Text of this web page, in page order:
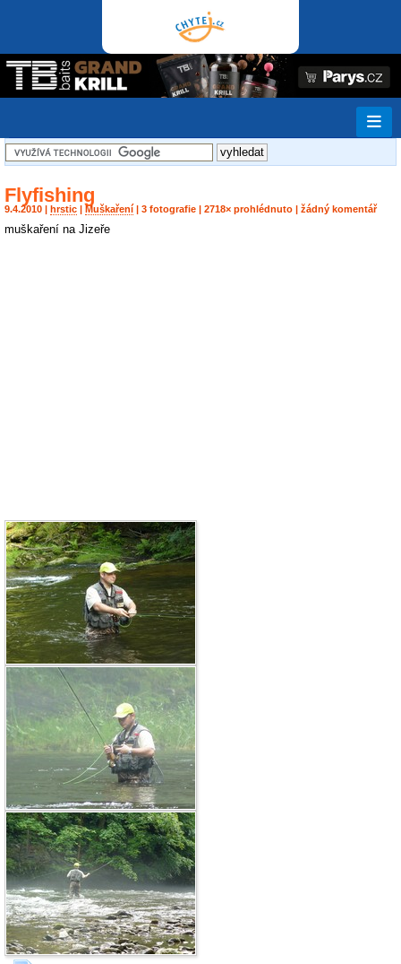
Flyfishing
9.4.2010 | hrstic Muškaření | 3 fotografie | 2718× prohlédnuto | žádný komentář
muškaření na Jizeře